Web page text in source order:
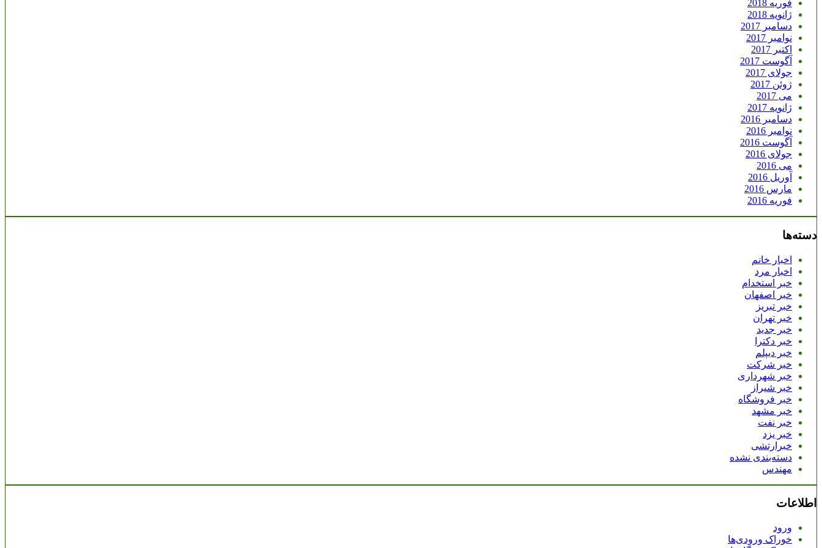
فوریه 2018
ژانویه 2018
دسامبر 2017
نوامبر 2017
اکتبر 2017
آگوست 2017
جولای 2017
ژوئن 2017
می 2017
ژانویه 2017
دسامبر 2016
نوامبر 2016
آگوست 2016
جولای 2016
می 2016
آوریل 2016
مارس 2016
فوریه 2016
دسته‌ها
اخبار خانم
اخبار مرد
خبر استخدام
خبر اصفهان
خبر تبریز
خبر تهران
خبر جدید
خبر دکترا
خبر دیپلم
خبر شرکت
خبر شهرداری
خبر شیراز
خبر فروشگاه
خبر مشهد
خبر نفت
خبر یزد
خبرارتشی
دسته‌بندی نشده
مهندس
اطلاعات
ورود
خوراک ورودی‌ها